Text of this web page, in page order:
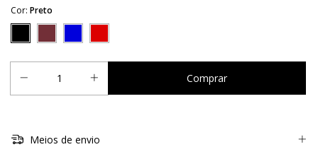
Cor: Preto
Meios de envio